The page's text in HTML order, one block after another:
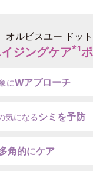
オルビスユー ドット
ジングケア*1
にWアプローチ
気になる シミを予防
角的にケア